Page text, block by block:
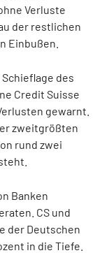
Verluste
der restlichen
Einbußen.
des
Credit Suisse
gewarnt.
zweitgrößten
rund zwei
Banken
CS und
der Deutschen
in die Tiefe.